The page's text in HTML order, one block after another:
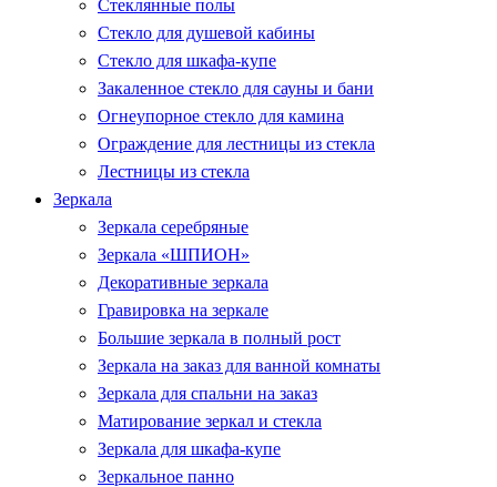
Стеклянные полы
Стекло для душевой кабины
Стекло для шкафа-купе
Закаленное стекло для сауны и бани
Огнеупорное стекло для камина
Ограждение для лестницы из стекла
Лестницы из стекла
Зеркала
Зеркала серебряные
Зеркала «ШПИОН»
Декоративные зеркала
Гравировка на зеркале
Большие зеркала в полный рост
Зеркала на заказ для ванной комнаты
Зеркала для спальни на заказ
Матирование зеркал и стекла
Зеркала для шкафа-купе
Зеркальное панно